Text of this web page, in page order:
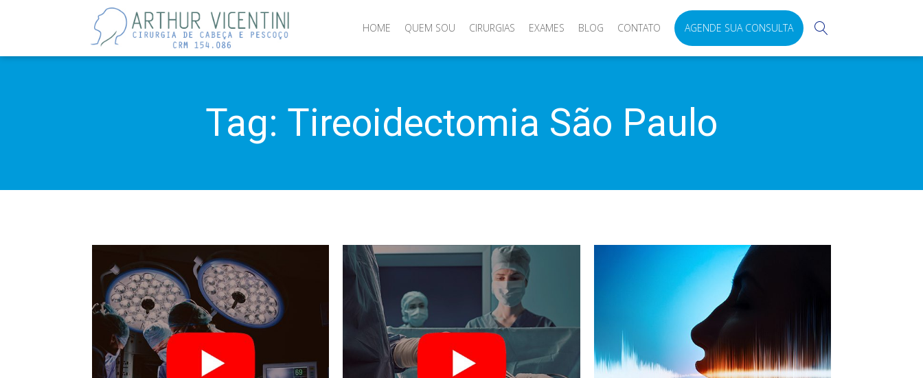
HOME QUEM SOU CIRURGIAS EXAMES BLOG CONTATO AGENDE SUA CONSULTA
Tag: Tireoidectomia São Paulo